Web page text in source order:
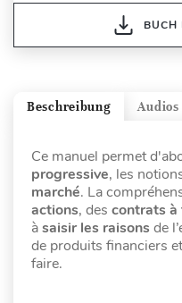
BUCH
Audios
Beschreibung
Ce manuel permet
progressive, les
marché. La
actions, des contrats à
àsaisir les raisons de
de produits financiers
faire.